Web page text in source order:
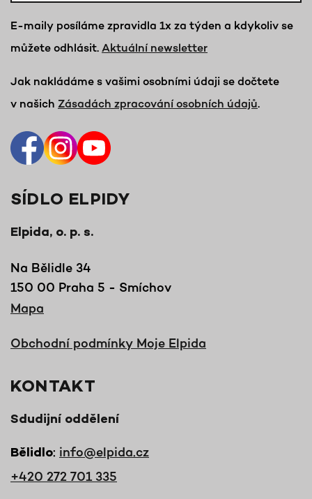
E-maily posíláme zpravidla 1x za týden a kdykoliv se
můžete odhlásit. Aktuální newsletter
Jak nakládáme s vašimi osobními údaji se dočtete
v našich Zásadách zpracování osobních údajů.
SÍDLO ELPIDY
Elpida, o. p. s.
Na Bělidle 34
150 00 Praha 5 - Smíchov
Mapa
Obchodní podmínky Moje Elpida
KONTAKT
Sdudijní oddělení
Bělidlo: info@elpida.cz
+420 272 701 335